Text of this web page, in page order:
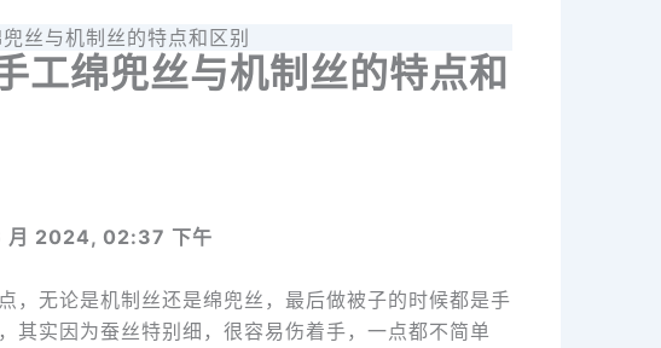
丝与机制丝的特点和区别
工绵兜丝与机制丝的特点和
月 2024, 02:37 下午
，无论是机制丝还是绵兜丝，最后做被子的时候都是手
其实因为蚕丝特别细，很容易伤着手，一点都不简单